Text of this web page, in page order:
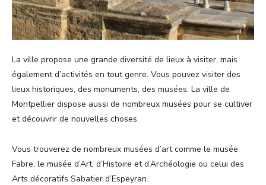
La ville propose une grande diversité de lieux à visiter, mais
également d’activités en tout genre. Vous pouvez visiter des
lieux historiques, des monuments, des musées. La ville de
Montpellier dispose aussi de nombreux musées pour se cultiver
et découvrir de nouvelles choses.
Vous trouverez de nombreux musées d’art comme le musée
Fabre, le musée d’Art, d’Histoire et d’Archéologie ou celui des
Arts décoratifs Sabatier d’Espeyran.